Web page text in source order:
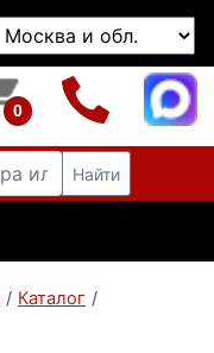
0
Найти
/ Каталог /